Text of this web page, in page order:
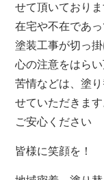
せて頂いておりま
在宅や不在であ
塗装工事が切っ
心の注意をはら
苦情などは、塗
せていただきます
ご安心ください
皆様に笑顔を！